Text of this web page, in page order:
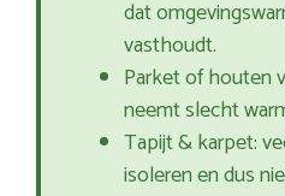
dat
vasthoudt.
Parket of houten
neemt slecht
Tapijt & karpet:
isoleren en dus